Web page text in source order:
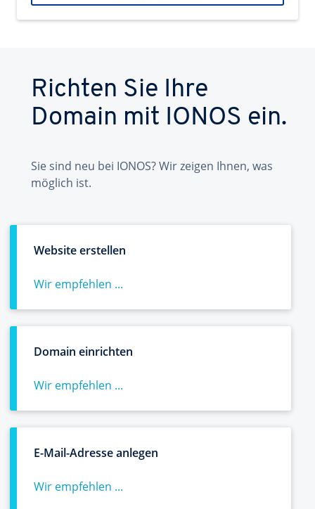
Richten Sie Ihre
Domain mit IONOS ein.
Sie sind neu bei IONOS? Wir zeigen Ihnen, was
möglich ist.
Website erstellen
Wir empfehlen ...
Domain einrichten
Wir empfehlen ...
E-Mail-Adresse anlegen
Wir empfehlen ...